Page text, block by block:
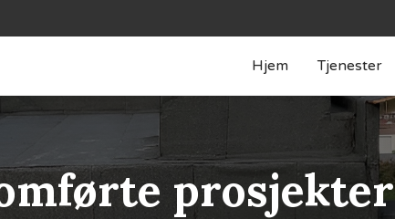
Hjem Tjenester
prosjekter